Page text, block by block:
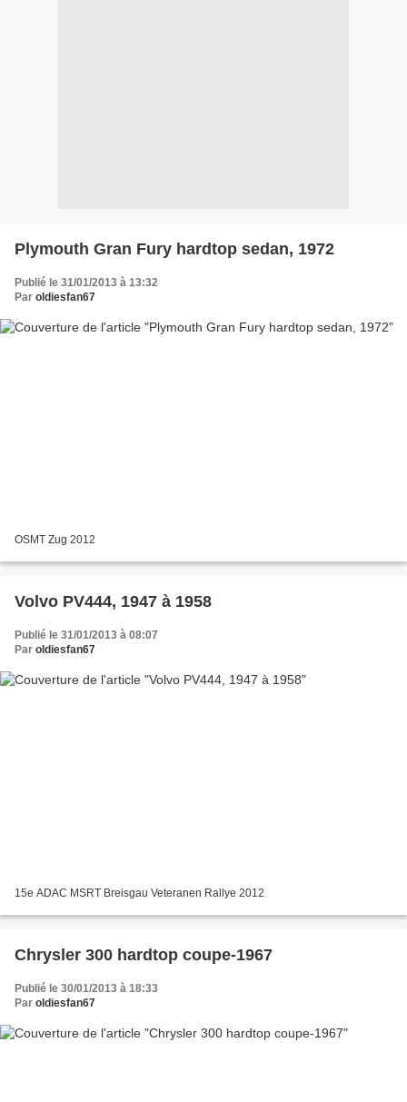
Plymouth Gran Fury hardtop sedan, 1972
Publié le 31/01/2013 à 13:32
Par oldiesfan67
OSMT Zug 2012
Volvo PV444, 1947 à 1958
Publié le 31/01/2013 à 08:07
Par oldiesfan67
15e ADAC MSRT Breisgau Veteranen Rallye 2012
Chrysler 300 hardtop coupe-1967
Publié le 30/01/2013 à 18:33
Par oldiesfan67